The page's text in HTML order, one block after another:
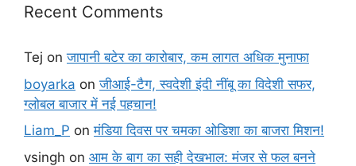
Recent Comments
Tej onजापानी बटेर का कारोबार, कम लागत अधिक मुनाफा
boyarka onजीआई-टैग, स्वदेशी इंदी नींबू का विदेशी सफर,
ग्लोबल बाजार में नई पहचान!
Liam_P onमंडिया दिवस पर चमका ओडिशा का बाजरा मिशन!
vsingh on आम के बाग का सही देखभाल: मंजर से फल बनने